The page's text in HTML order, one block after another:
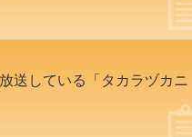
送している「タカラヅカニ